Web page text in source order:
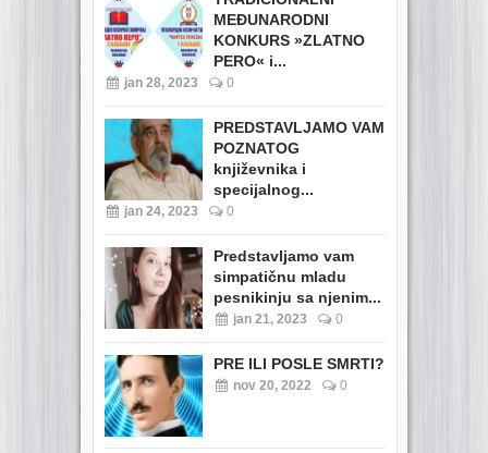
MEĐUNARODNI
KONKURS »ZLATNO
PERO« i...
jan 28, 2023 0
PREDSTAVLJAMO VAM
POZNATOG
književnika i
specijalnog...
jan 24, 2023 0
Predstavljamo vam
simpatičnu mladu
pesnikinju sa njenim...
jan 21, 2023 0
PRE ILI POSLE SMRTI?
nov 20, 2022 0